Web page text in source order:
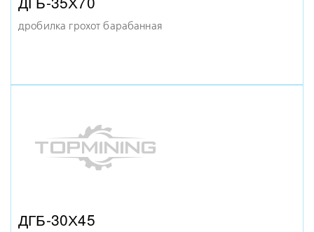
конусная дробилка
дробилка грохот барабанная
ДГБ-30Х45